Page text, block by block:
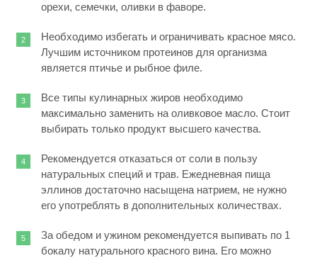
орехи, семечки, оливки в фаворе.
Необходимо избегать и ограничивать красное мясо.
Лучшим источником протеинов для организма
является птичье и рыбное филе.
Все типы кулинарных жиров необходимо
максимально заменить на оливковое масло. Стоит
выбирать только продукт высшего качества.
Рекомендуется отказаться от соли в пользу
натуральных специй и трав. Ежедневная пища
эллинов достаточно насыщена натрием, не нужно
его употреблять в дополнительных количествах.
За обедом и ужином рекомендуется выпивать по 1
бокалу натурального красного вина. Его можно